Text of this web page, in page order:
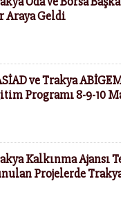
Araya Geldi
ve Trakya
Programı 8-9-10
Kalkınma Ajansı
Projelerde